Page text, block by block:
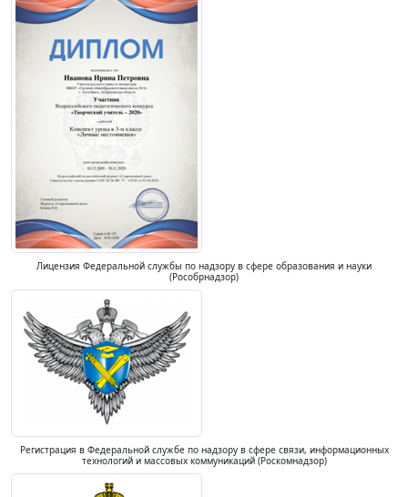
Лицензия Федеральной службы по надзору в сфере образования и науки
(Рособрнадзор)
Регистрация в Федеральной службе по надзору в сфере связи, информационных
технологий и массовых коммуникаций (Роскомнадзор)